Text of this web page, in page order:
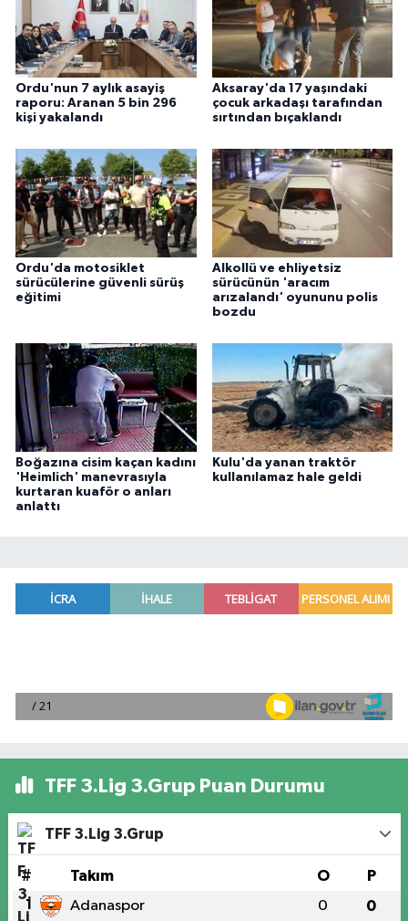
Ordu'nun 7 aylık asayiş
raporu: Aranan 5 bin 296
kişi yakalandı
Aksaray'da 17 yaşındaki
çocuk arkadaşı tarafından
sırtından bıçaklandı
Ordu'da motosiklet
sürücülerine güvenli sürüş
eğitimi
Alkollü ve ehliyetsiz
sürücünün 'aracım
arızalandı' oyununu polis
bozdu
Boğazına cisim kaçan kadını
'Heimlich' manevrasıyla
kurtaran kuaför o anları
anlattı
Kulu'da yanan traktör
kullanılamaz hale geldi
TFF 3.Lig 3.Grup Puan Durumu
TFF 3.Lig 3.Grup
# Takım O P
1 Adanaspor 0 0